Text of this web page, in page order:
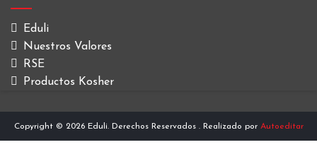
Eduli
Nuestros Valores
RSE
Productos Kosher
Copyright © 2026 Eduli. Derechos Reservados . Realizado por Autoeditar